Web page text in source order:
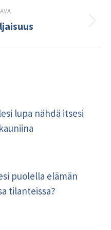
lupa nähdä itsesi
puolella elämän
tilanteissa?